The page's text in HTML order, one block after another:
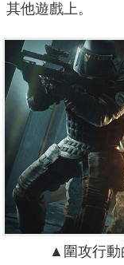
其他遊戲上。
▲圍攻行動